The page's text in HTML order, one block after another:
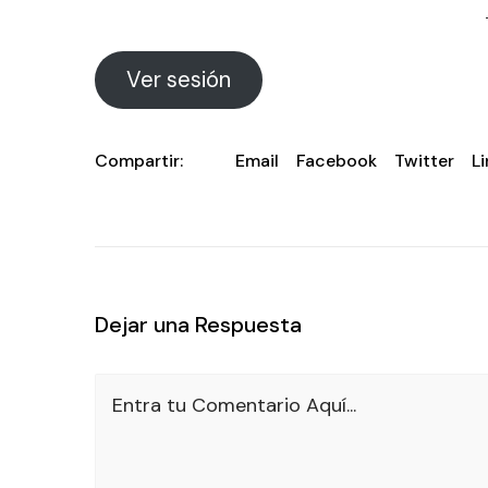
Ver sesión
Compartir: Email Facebook Twitter
Dejar una Respuesta
Entra tu Comentario Aquí...